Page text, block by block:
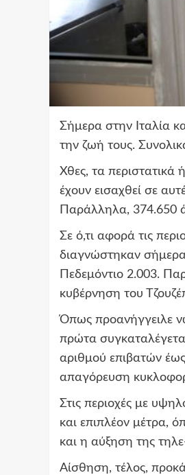
Σήμερα στην Ιταλία
την ζωή τους.
Χθες, τα περιστατικά
έχουν εισαχθεί σε
Παράλληλα, 374.650
Σε ό,τι αφορά τις
διαγνώστηκαν
Πεδεμόντιο 2.003.
κυβέρνηση του
Όπως προανήγγειλε
πρώτα
αριθμού επιβατών
απαγόρευση
Στις περιοχές με
και επιπλέον μέτρα,
και η αύξηση της
Αίσθηση, τέλος,